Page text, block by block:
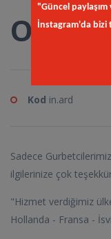
Olivya
Kod in.ard
Sadece
ilgilerinize çok
"Hizmet verdiğimiz
Hollanda - Fransa -
"Güncel paylaşım
İnstagram'da